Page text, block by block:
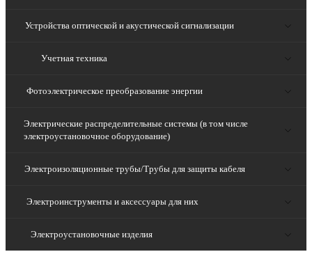
Устройства оптической и акустической сигнализации
Учетная техника
Фотоэлектрическое преобразование энергии
Электрические распределительные системы (в том числе
электроустановочное оборудование)
Электроизоляционные трубы/Трубы для защиты кабеля
Электроинструменты и аксессуары для них
Электроустановочные изделия